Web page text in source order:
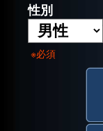
性別
※必須